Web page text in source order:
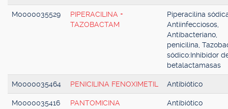
M0000035529
PIPERACILINA +
TAZOBACTAM
Piperacilina
Antiinfecciosos,
Antibacteriano,
penicilina,
sódico:Inhibidor
betalactamasas
M0000035464 PENICILINA FENOXIMETIL Antibiótico
M0000035416 PANTOMICINA Antibiótico